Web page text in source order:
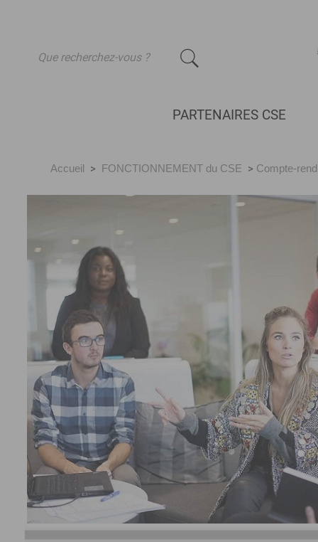
PARTENAIRES CSE
Accueil > FONCTIONNEMENT du CSE > Compte-